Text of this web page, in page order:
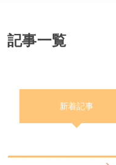
記事一覧
新着記事